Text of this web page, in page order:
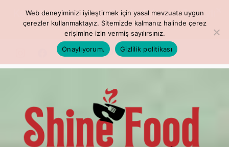
Kaliteli ve leziz menüler indirimde! Detaylı
bilgi için bize ulaşın.
Web deneyiminizi iyileştirmek için yasal mevzuata uygun
çerezler kullanmaktayız. Sitemizde kalmanız halinde çerez
erişimine izin vermiş sayılırsınız.
Onaylıyorum.
Gizlilik politikası